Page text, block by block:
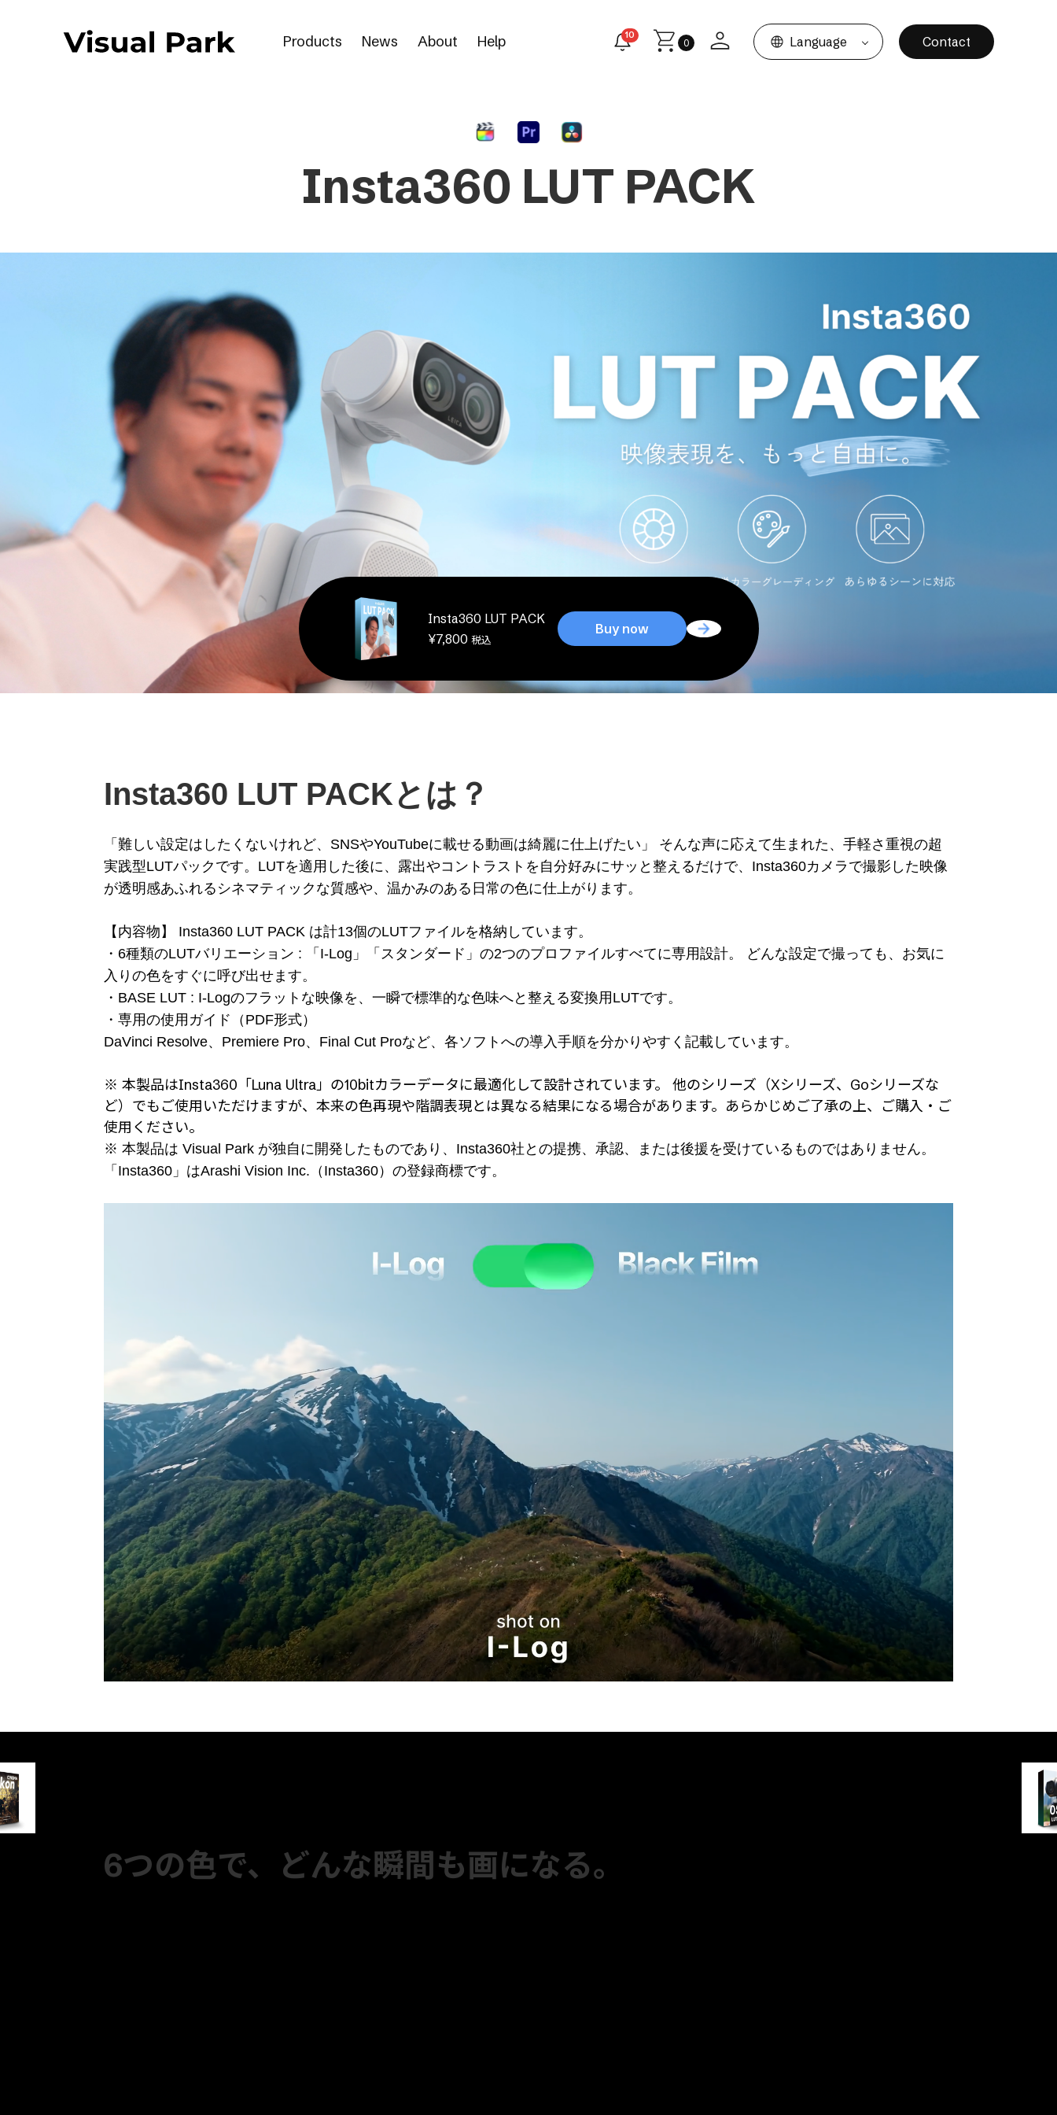
Products News About Help 10
0 Language Contact
Insta360 LUT PACK
Insta360 LUT PACK
¥7,800 税込
Buy now
Insta360 LUT PACKとは？
「難しい設定はしたくないけれど、SNSやYouTubeに載せる動画は綺麗に仕上げたい」 そんな声に応えて生まれた、手軽さ重視の超
実践型LUTパックです。LUTを適用した後に、露出やコントラストを自分好みにサッと整えるだけで、Insta360カメラで撮影した映像
が透明感あふれるシネマティックな質感や、温かみのある日常の色に仕上がります。
【内容物】 Insta360 LUT PACK は計13個のLUTファイルを格納しています。
・6種類のLUTバリエーション : 「I-Log」「スタンダード」の2つのプロファイルすべてに専用設計。 どんな設定で撮っても、お気に
入りの色をすぐに呼び出せます。
・BASE LUT : I-Logのフラットな映像を、一瞬で標準的な色味へと整える変換用LUTです。
・専用の使用ガイド（PDF形式）
DaVinci Resolve、Premiere Pro、Final Cut Proなど、各ソフトへの導入手順を分かりやすく記載しています。
※ 本製品はInsta360「Luna Ultra」の10bitカラーデータに最適化して設計されています。 他のシリーズ（Xシリーズ、Goシリーズな
ど）でもご使用いただけますが、本来の色再現や階調表現とは異なる結果になる場合があります。あらかじめご了承の上、ご購入・ご
使用ください。
※ 本製品は Visual Park が独自に開発したものであり、Insta360社との提携、承認、または後援を受けているものではありません。
「Insta360」はArashi Vision Inc.（Insta360）の登録商標です。
6つの色で、どんな瞬間も画になる。